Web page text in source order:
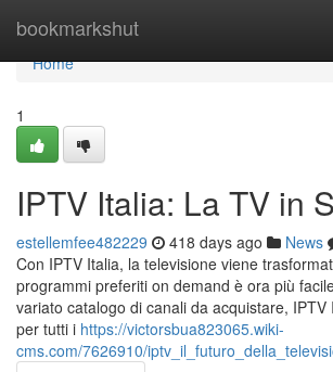
bookmarkshut
Home
Home
1
IPTV Italia: La TV in
estellemfee482229 418 days ago News
Con IPTV Italia, la televisione viene
programmi preferiti on demand è ora più
variato catalogo di canali da acquistare, IPTV
per tutti i https://victorsbua823065.wiki-
cms.com/7626910/